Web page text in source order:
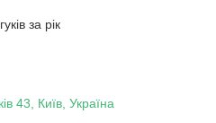
за рік
43, Київ, Україна